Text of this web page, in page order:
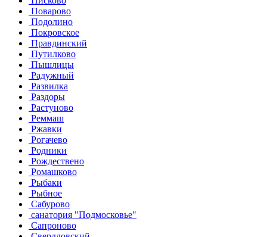
Поварово
Подолино
Покровское
Правдинский
Путилково
Пышлицы
Радужный
Развилка
Раздоры
Растуново
Реммаш
Ржавки
Рогачево
Родники
Рождествено
Ромашково
Рыбаки
Рыбное
Сабурово
санатория "Подмосковье"
Сапроново